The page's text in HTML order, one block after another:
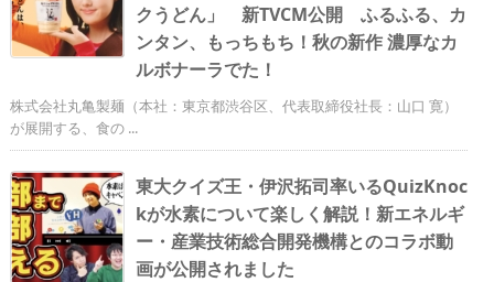
クうどん」 新TVCM公開 ふるふる、カ
ンタン、もっちもち！秋の新作 濃厚なカ
ルボナーラでた！
株式会社丸亀製麺（本社：東京都渋谷区、代表取締役社長：山口 寛）
が展開する、食の ...
東大クイズ王・伊沢拓司率いるQuizKnoc
kが水素について楽しく解説！新エネルギ
ー・産業技術総合開発機構とのコラボ動
画が公開されました